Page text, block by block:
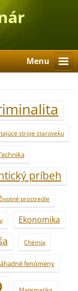
Menu
stroje staroveku
príbeh
prostredie
Ekonomika
Chémia
fenómeny